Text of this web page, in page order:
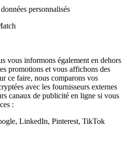
personnalisés
vous informons également en dehors
promotions et vous affichons des
ce faire, nous comparons vos
avec les fournisseurs externes
canaux de publicité en ligne si vous
:
LinkedIn, Pinterest, TikTok